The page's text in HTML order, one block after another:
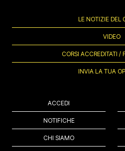
LE NOTIZIE DEL
VIDEO
CORSI ACCREDITATI /
INVIA LA TUA
ACCEDI
NOTIFICHE
CHI SIAMO